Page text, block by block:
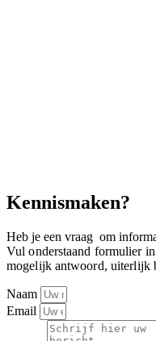
Kennismaken?
Heb je een vraag om
Vul onderstaand formulier
mogelijk antwoord, uiterlijk
Naam
Email